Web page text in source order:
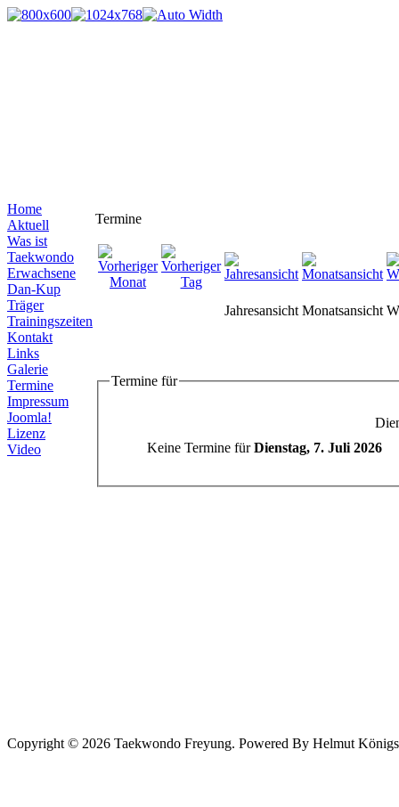
Home
Aktuell
Was ist
Taekwondo
Erwachsene
Dan-Kup
Träger
Trainingszeiten
Kontakt
Links
Galerie
Termine
Impressum
Joomla!
Lizenz
Video
Termine
Jahresansicht Monatsansicht
Termine für
Keine Termine fürDienstag, 7. Juli 2026
Copyright © 2026 Taekwondo Freyung. Powered By Helmut